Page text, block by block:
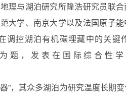
理与湖泊研究所隆浩研究员联
大学、南京大学以及法国原子
调控湖泊有机碳埋藏中的关键
为题，发表在国际综合性
，其众多湖泊为研究温度长期